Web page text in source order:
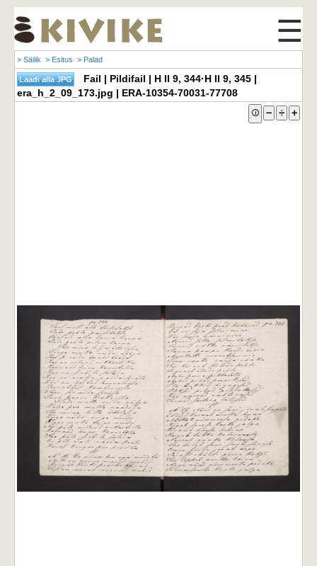
☰
> Säilik > Esitus > Palad
Fail | Pildifail | H II 9, 344·H II 9, 345 |
era_h_2_09_173.jpg | ERA-10354-70031-77708